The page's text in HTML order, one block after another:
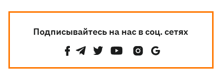
Подписывайтесь на нас в соц. сетях